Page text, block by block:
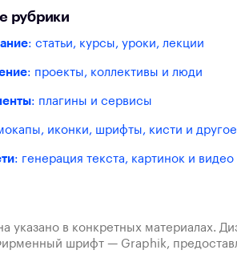
рубрики
: статьи, курсы, уроки, лекции
: проекты, коллективы и люди
: плагины и сервисы
иконки, шрифты, кисти и другое
: генерация текста, картинок и видео
указано в конкретных материалах.
шрифт — Graphik,